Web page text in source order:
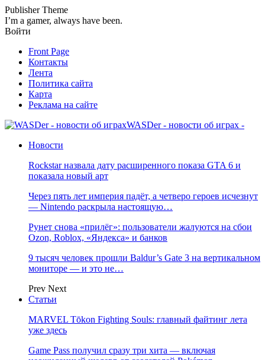
Publisher Theme
I’m a gamer, always have been.
Войти
Front Page
Контакты
Лента
Политика сайта
Карта
Реклама на сайте
WASDer - новости об играх -
Новости
Rockstar назвала дату расширенного показа GTA 6 и
показала новый арт
Через пять лет империя падёт, а четверо героев исчезнут
— Nintendo раскрыла настоящую…
Рунет снова «прилёг»: пользователи жалуются на сбои
Ozon, Roblox, «Яндекса» и банков
9 тысяч человек прошли Baldur’s Gate 3 на вертикальном
мониторе — и это не…
Prev Next
Статьи
MARVEL Tōkon Fighting Souls: главный файтинг лета
уже здесь
Game Pass получил сразу три хита — включая